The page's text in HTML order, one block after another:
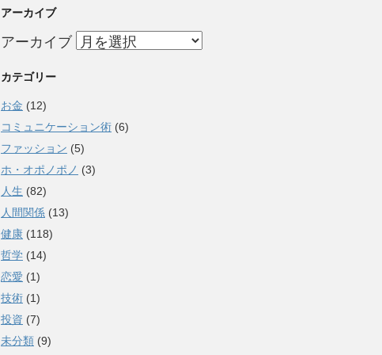
アーカイブ
アーカイブ
カテゴリー
お金 (12)
コミュニケーション術 (6)
ファッション (5)
ホ・オポノポノ (3)
人生 (82)
人間関係 (13)
健康 (118)
哲学 (14)
恋愛 (1)
技術 (1)
投資 (7)
未分類 (9)